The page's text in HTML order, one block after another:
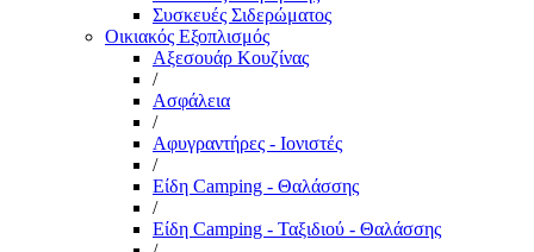
Συσκευές Σιδερώματος
Οικιακός Εξοπλισμός
Αξεσουάρ Κουζίνας
/
Ασφάλεια
/
Αφυγραντήρες - Ιονιστές
/
Είδη Camping - Θαλάσσης
/
Είδη Camping - Ταξιδιού - Θαλάσσης